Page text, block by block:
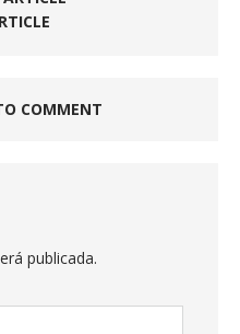
COMMENT
publicada.